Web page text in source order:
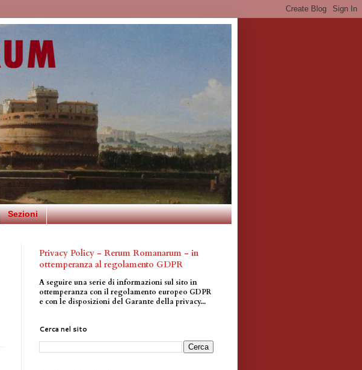
Sezioni
Privacy Policy - Rerum Romanarum - in
ottemperanza al regolamento GDPR
A seguire una serie di informazioni sul sito in
ottemperanza con il regolamento europeo GDPR
e con le disposizioni del Garante della privacy...
Cerca nel sito